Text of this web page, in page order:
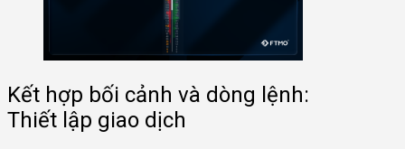
Kết hợp bối cảnh và dòng lệnh:
Thiết lập giao dịch